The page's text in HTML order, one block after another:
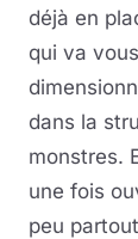
déjà en
qui va
dans la
monstres.
une fois
peu